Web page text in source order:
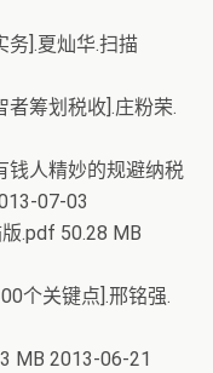
务].夏灿华.扫描
者筹划税收].庄粉荣.
钱人精妙的规避纳税
07-03
.pdf 50.28 MB
个关键点].邢铭强.
MB 2013-06-21